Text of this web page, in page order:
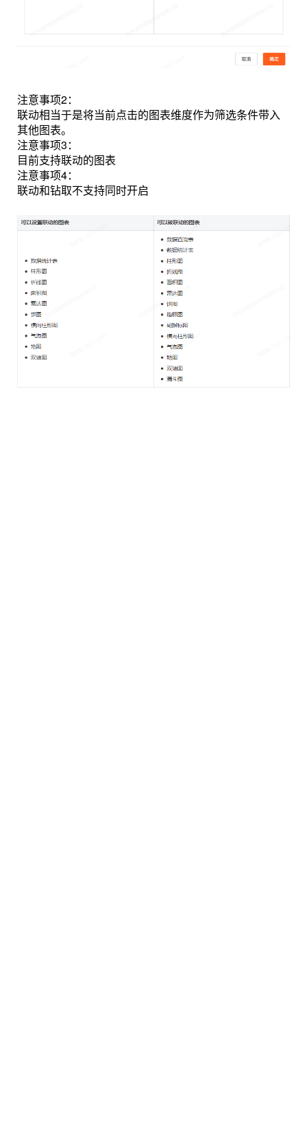
注意事项2：
联动相当于是将当前点击的图表维度作为筛选条件带入
其他图表。
注意事项3：
目前支持联动的图表
注意事项4：
联动和钻取不支持同时开启